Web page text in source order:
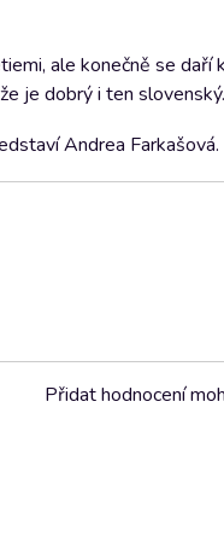
ale konečně se
je dobrý i ten slovenský.
Andrea Farkašová.
Přidat hodnocení